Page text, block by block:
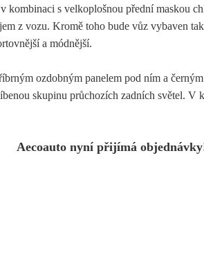
s velkoplošnou přední maskou
z vozu. Kromě toho bude vůz vybaven
a módnější.
ozdobným panelem pod ním a
skupinu průchozích zadních světel.
Aecoauto nyní přijímá